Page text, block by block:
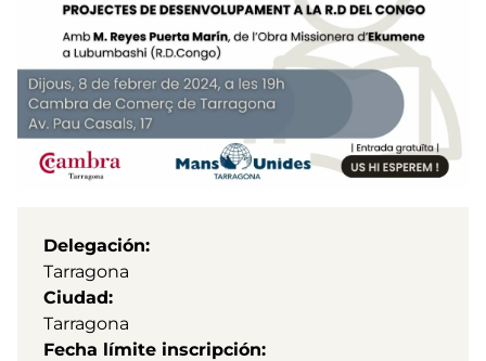
Delegación
Tarragona
Ciudad
Tarragona
Fecha límite inscripción